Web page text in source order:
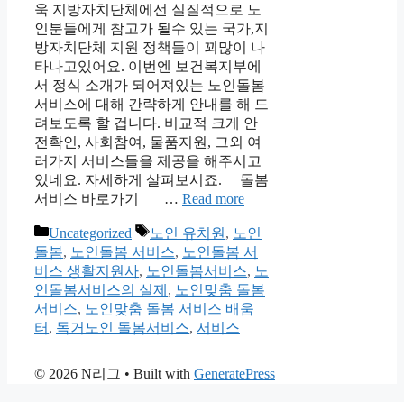
욱 지방자치단체에선 실질적으로 노
인분들에게 참고가 될수 있는 국가,지
방자치단체 지원 정책들이 꾀많이 나
타나고있어요. 이번엔 보건복지부에
서 정식 소개가 되어져있는 노인돌봄
서비스에 대해 간략하게 안내를 해 드
려보도록 할 겁니다. 비교적 크게 안
전확인, 사회참여, 물품지원, 그외 여
러가지 서비스들을 제공을 해주시고
있네요. 자세하게 살펴보시죠. 돌봄
서비스 바로가기 … Read more
Categories
Uncategorized Tags
노인 유치원 , 노인
돌봄, 노인돌봄 서비스, 노인돌봄 서
비스 생활지원사, 노인돌봄서비스, 노
인돌봄서비스의 실제 , 노인맞춤 돌봄
서비스, 노인맞춤 돌봄 서비스 배움
터 , 독거노인 돌봄서비스, 서비스
© 2026 N리그 • Built with GeneratePress